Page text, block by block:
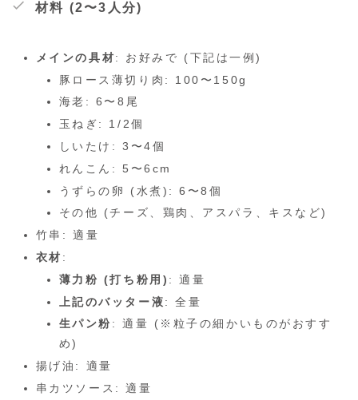
材料 (2〜3人分)
メインの具材: お好みで (下記は一例)
豚ロース薄切り肉: 100〜150g
海老: 6〜8尾
玉ねぎ: 1/2個
しいたけ: 3〜4個
れんこん: 5〜6cm
うずらの卵 (水煮): 6〜8個
その他 (チーズ、鶏肉、アスパラ、キスなど)
竹串: 適量
衣材 :
薄力粉 (打ち粉用) : 適量
上記のバッター液: 全量
生パン粉: 適量 (※粒子の細かいものがおすす
め)
揚げ油: 適量
串カツソース: 適量